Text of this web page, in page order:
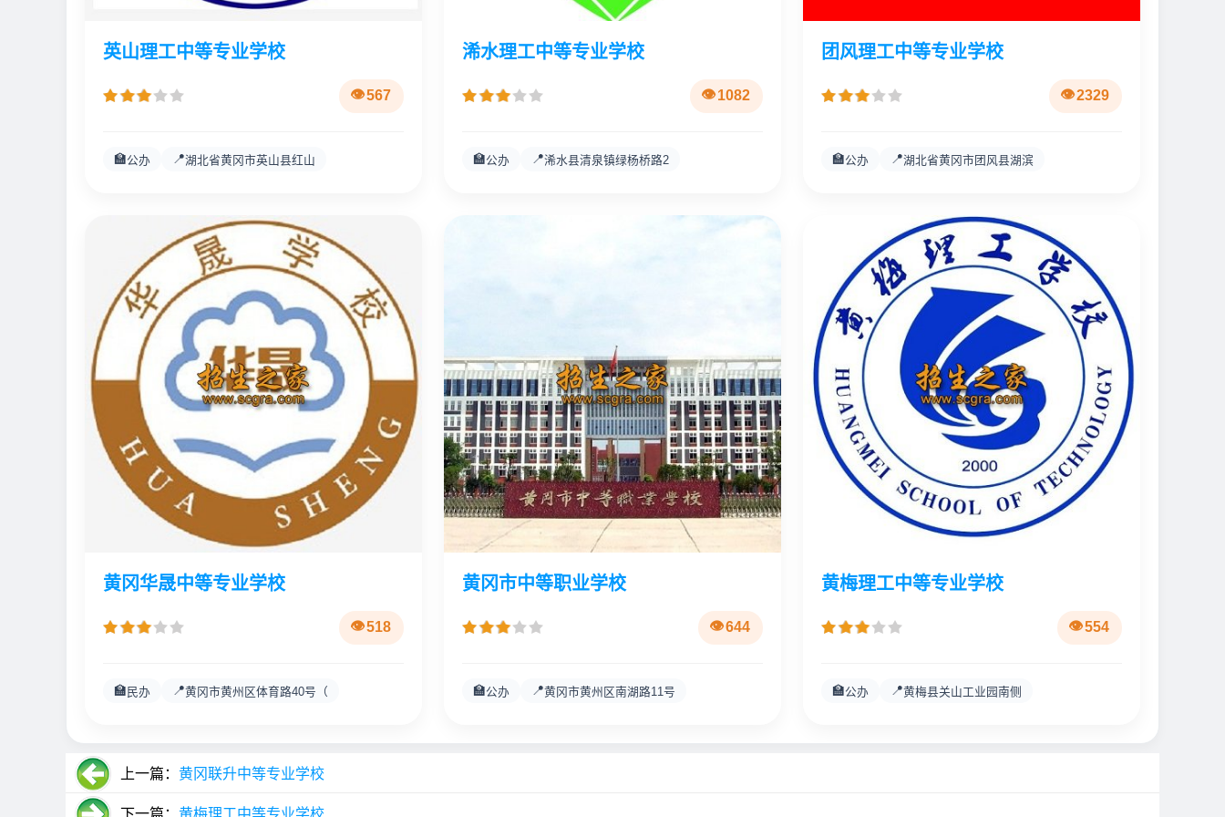
英山理工中等专业学校
567
🏫公办 📍湖北省黄冈市英山县红山
浠水理工中等专业学校
1082
🏫公办 📍浠水县清泉镇绿杨桥路2
团风理工中等专业学校
2329
🏫公办 📍湖北省黄冈市团风县湖滨
黄冈华晟中等专业学校
518
🏫 民办 📍黄冈市黄州区体育路40号（
黄冈市中等职业学校
644
🏫公办 📍黄冈市黄州区南湖路11号
黄梅理工中等专业学校
554
🏫公办 📍黄梅县关山工业园南侧
上一篇： 黄冈联升中等专业学校
下一篇： 黄梅理工中等专业学校